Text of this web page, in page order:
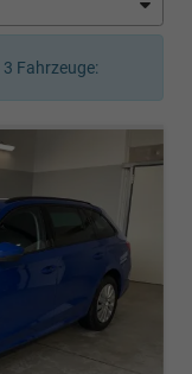
3 Fahrzeuge: